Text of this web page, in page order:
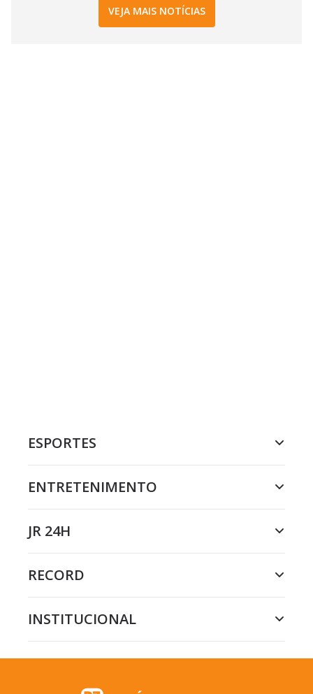
VEJA MAIS NOTÍCIAS
ESPORTES
ENTRETENIMENTO
JR 24H
RECORD
INSTITUCIONAL